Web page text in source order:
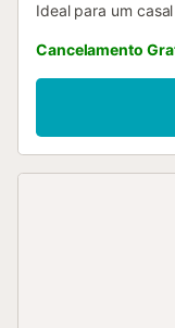
Ideal para um
sala de estar, uma
máquina de lavar
queen size e outro
casas de banho.
pessoas. Outras
Cancelamento